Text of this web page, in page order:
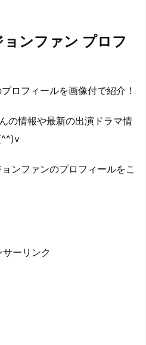
ンファン プロフ
ロフィールを画像付で紹介！
の情報や最新の出演ドラマ情
ンファンのプロフィールをこ
サーリンク